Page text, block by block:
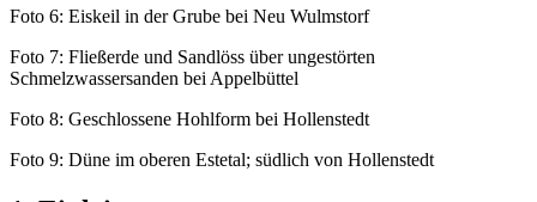
Foto 6: Eiskeil in der Grube bei Neu Wulmstorf
Foto 7: Fließerde und Sandlöss über ungestörten
Schmelzwassersanden bei Appelbüttel
Foto 8: Geschlossene Hohlform bei Hollenstedt
Foto 9: Düne im oberen Estetal; südlich von Hollenstedt